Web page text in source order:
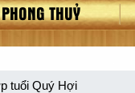
PHONG THUỶ
tuổi Quý Hợi